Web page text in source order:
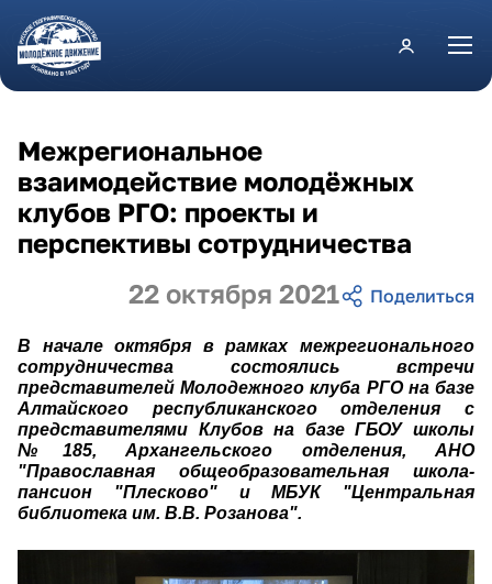
Перейти к основному содержанию
22 октября 2021
Межрегиональное
взаимодействие молодёжных
клубов РГО: проекты и
перспективы сотрудничества
В начале октября в рамках межрегионального
сотрудничества состоялись встречи
представителей Молодежного клуба РГО на базе
Алтайского республиканского отделения с
представителями Клубов на базе ГБОУ школы
№185, Архангельского отделения, АНО
"Православная общеобразовательная школа-
пансион "Плесково" и МБУК "Центральная
библиотека им. В.В. Розанова".